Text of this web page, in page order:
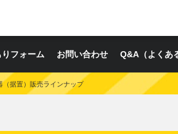
フォーム お問い合わせ Q&A（よくあ
（据置）販売ラインナップ